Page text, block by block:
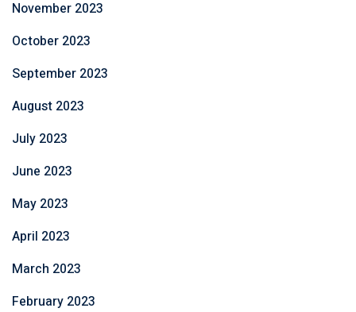
November 2023
October 2023
September 2023
August 2023
July 2023
June 2023
May 2023
April 2023
March 2023
February 2023